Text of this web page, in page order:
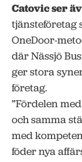
Catovic ser
tjänsteföretag
OneDoor-
där Nässjö
ger stora
företag.
”Fördelen
och samma
med
föder nya